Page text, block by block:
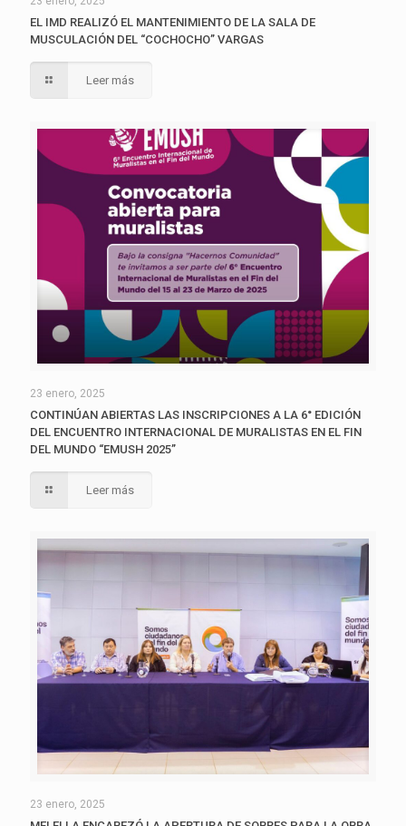
EL IMD REALIZÓ EL MANTENIMIENTO DE LA SALA DE
MUSCULACIÓN DEL “COCHOCHO” VARGAS
Leer más
23 enero, 2025
CONTINÚAN ABIERTAS LAS INSCRIPCIONES A LA 6° EDICIÓN
DEL ENCUENTRO INTERNACIONAL DE MURALISTAS EN EL FIN
DEL MUNDO “EMUSH 2025”
Leer más
23 enero, 2025